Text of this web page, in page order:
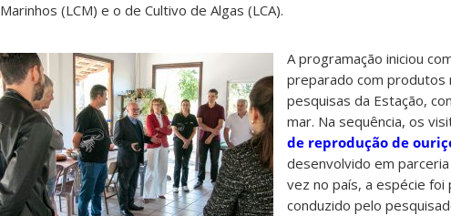
Marinhos (LCM) e o de Cultivo de Algas (LCA).
A programação iniciou
preparado com
pesquisas da Estação,
mar. Na sequência, os
de reprodução de
desenvolvido em
vez no país, a espécie
conduzido pelo